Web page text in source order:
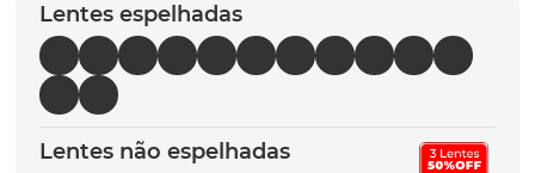
Lentes espelhadas
Lentes não espelhadas
5º chaves
6º t-shock
7º latch
8º gasket